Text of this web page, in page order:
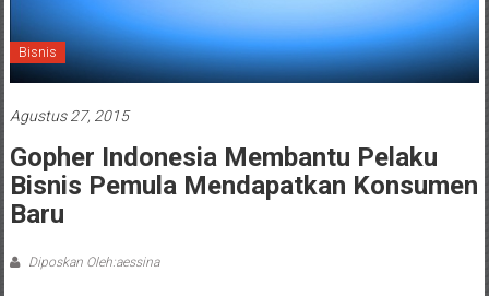
Bisnis
Agustus 27, 2015
Gopher Indonesia Membantu Pelaku
Bisnis Pemula Mendapatkan Konsumen
Baru
Diposkan Oleh:aessina